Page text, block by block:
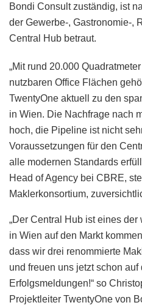
Bondi Consult zuständig, ist
der Gewerbe-, Gastronomie-,
Central Hub betraut.
„Mit rund 20.000
nutzbaren Office Flächen
TwentyOne aktuell zu den
in Wien. Die Nachfrage nach
hoch, die Pipeline ist nicht
Voraussetzungen für den
alle modernen Standards
Head of Agency bei CBRE,
Maklerkonsortium,
„Der Central Hub ist eines
in Wien auf den Markt
dass wir drei renommierte
und freuen uns jetzt schon auf
Erfolgsmeldungen!“ so
Projektleiter TwentyOne von